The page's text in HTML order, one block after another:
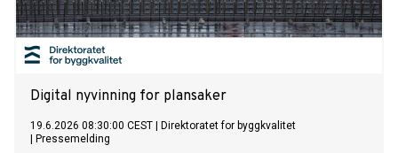
Digital nyvinning for plansaker
19.6.2026 08:30:00 CEST
Direktoratet for byggkvalitet
Pressemelding